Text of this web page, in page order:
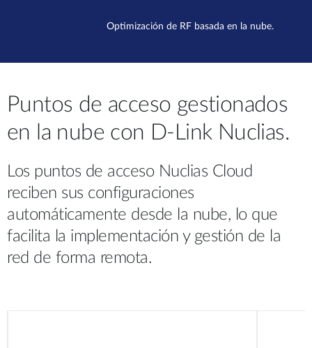
Optimización de RF basada en la nube.
Puntos de acceso gestionados
en la nube con D-Link Nuclias.
Los puntos de acceso Nuclias Cloud
reciben sus configuraciones
automáticamente desde la nube, lo que
facilita la implementación y gestión de la
red de forma remota.